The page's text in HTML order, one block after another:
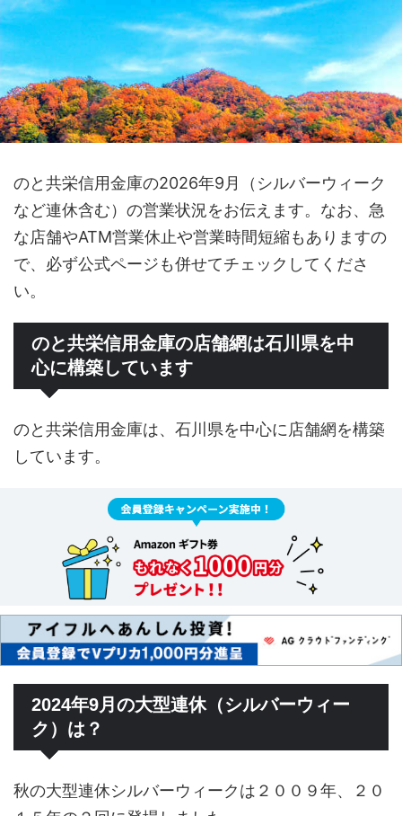
のと共栄信用金庫の2026年9月（シルバーウィーク
など連休含む）の営業状況をお伝えます。なお、急
な店舗やATM営業休止や営業時間短縮もありますの
で、必ず公式ページも併せてチェックしてくださ
い。
のと共栄信用金庫の店舗網は石川県を中
心に構築しています
のと共栄信用金庫は、石川県を中心に店舗網を構築
しています。
2024年9月の大型連休（シルバーウィー
ク）は？
秋の大型連休シルバーウィークは２００９年、２０